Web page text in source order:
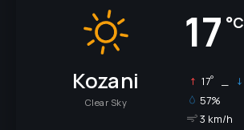
17 °C
Kozani
Clear Sky
17°
57%
3 km/h